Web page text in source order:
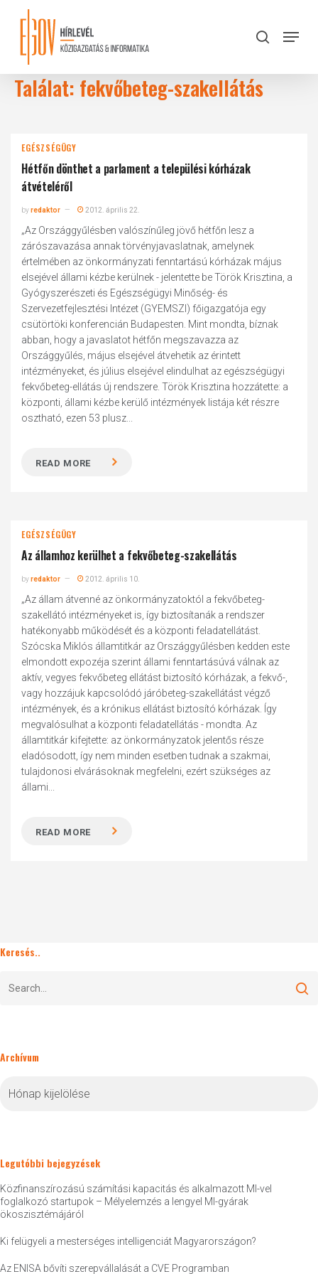
content
search
Menu
Találat: fekvőbeteg-szakellátás
EGÉSZSÉGÜGY
Hétfőn dönthet a parlament a települési kórházak
átvételéről
byredaktor 2012. április 22.
„Az Országgyűlésben valószínűleg jövő hétfőn lesz a
zárószavazása annak törvényjavaslatnak, amelynek
értelmében az önkormányzati fenntartású kórházak május
elsejével állami kézbe kerülnek - jelentette be Török Krisztina, a
Gyógyszerészeti és Egészségügyi Minőség- és
Szervezetfejlesztési Intézet (GYEMSZI) főigazgatója egy
csütörtöki konferencián Budapesten. Mint mondta, bíznak
abban, hogy a javaslatot hétfőn megszavazza az
Országgyűlés, május elsejével átvehetik az érintett
intézményeket, és július elsejével elindulhat az egészségügyi
fekvőbeteg-ellátás új rendszere. Török Krisztina hozzátette: a
központi, állami kézbe kerülő intézmények listája két részre
osztható, ezen 53 plusz...
READ MORE
EGÉSZSÉGÜGY
Az államhoz kerülhet a fekvőbeteg-szakellátás
byredaktor 2012. április 10.
„Az állam átvenné az önkormányzatoktól a fekvőbeteg-
szakellátó intézményeket is, így biztosítanák a rendszer
hatékonyabb működését és a központi feladatellátást.
Szócska Miklós államtitkár az Országgyűlésben kedden este
elmondott expozéja szerint állami fenntartásúvá válnak az
aktív, vegyes fekvőbeteg ellátást biztosító kórházak, a fekvő-,
vagy hozzájuk kapcsolódó járóbeteg-szakellátást végző
intézmények, és a krónikus ellátást biztosító kórházak. Így
megvalósulhat a központi feladatellátás - mondta. Az
államtitkár kifejtette: az önkormányzatok jelentős része
eladósodott, így nem minden esetben tudnak a szakmai,
tulajdonosi elvárásoknak megfelelni, ezért szükséges az
állami...
READ MORE
Keresés..
Archívum
Legutóbbi bejegyzések
Közfinanszírozású számítási kapacitás és alkalmazott MI-vel
foglalkozó startupok – Mélyelemzés a lengyel MI-gyárak
ökoszisztémájáról
Ki felügyeli a mesterséges intelligenciát Magyarországon?
Az ENISA bővíti szerepvállalását a CVE Programban
Close